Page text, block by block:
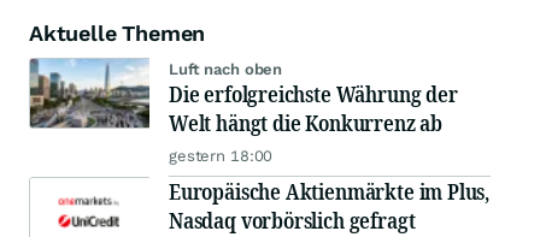
Aktuelle Themen
Luft nach oben
Die erfolgreichste Währung der
Welt hängt die Konkurrenz ab
gestern 18:00
Europäische Aktienmärkte im Plus,
Nasdaq vorbörslich gefragt